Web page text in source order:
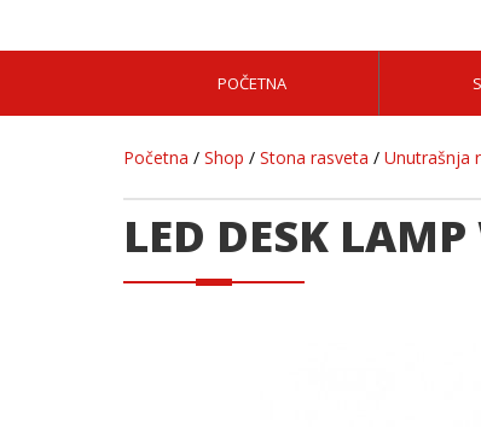
POČETNA
Početna / Shop / Stona rasveta / Unutrašnja
LED DESK